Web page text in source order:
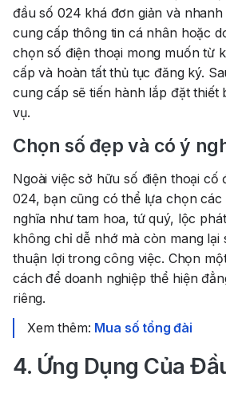
đầu số 024 khá đơn giản và
cung cấp thông tin cá nhân hoặc
chọn số điện thoại mong muốn từ
cấp và hoàn tất thủ tục đăng ký.
cung cấp sẽ tiến hành lắp đặt thiết
vụ.
Chọn số đẹp và có ý
Ngoài việc sở hữu số điện thoại cố
024, bạn cũng có thể lựa chọn
nghĩa như tam hoa, tứ quý, lộc
không chỉ dễ nhớ mà còn mang lại
thuận lợi trong công việc. Chọn
cách để doanh nghiệp thể hiện
riêng.
Xem thêm: Mua số tổng đài
4. Ứng Dụng Của